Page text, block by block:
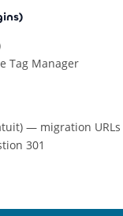
Tag Manager
— migration URLs
301